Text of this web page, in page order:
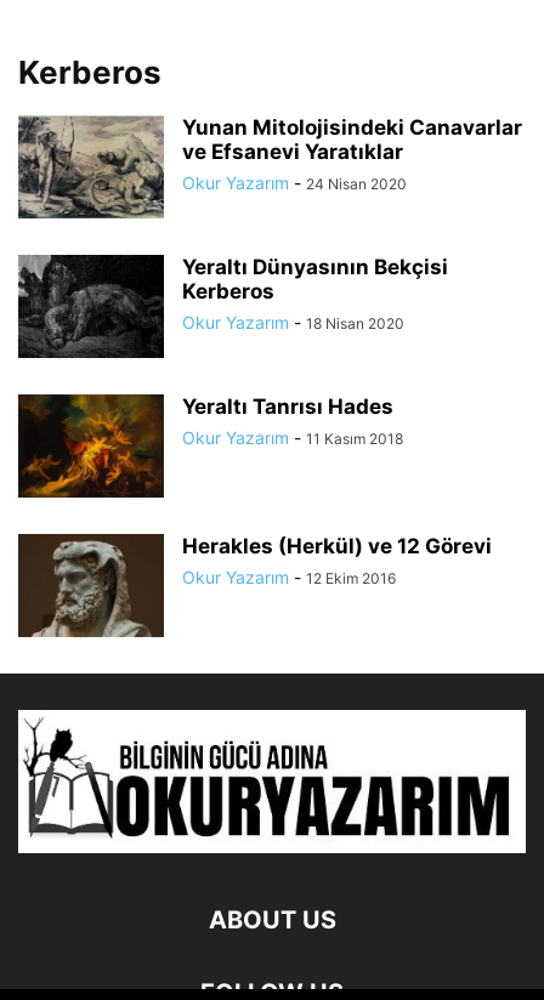
Kerberos
Yunan Mitolojisindeki Canavarlar
ve Efsanevi Yaratıklar
Okur Yazarım - 24 Nisan 2020
Yeraltı Dünyasının Bekçisi
Kerberos
Okur Yazarım - 18 Nisan 2020
Yeraltı Tanrısı Hades
Okur Yazarım - 11 Kasım 2018
Herakles (Herkül) ve 12 Görevi
Okur Yazarım - 12 Ekim 2016
ABOUT US
FOLLOW US